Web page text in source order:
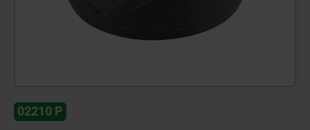
02210 P